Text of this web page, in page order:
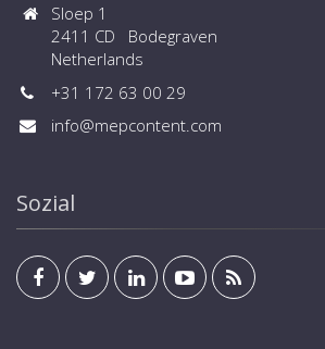
Sloep 1
2411 CD Bodegraven
Netherlands
+31 172 63 00 29
info@mepcontent.com
Sozial